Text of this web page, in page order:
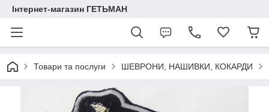
Інтернет-магазин ГЕТЬМАН
Товари та послуги ШЕВРОНИ, НАШИВКИ, КОКАРДИ